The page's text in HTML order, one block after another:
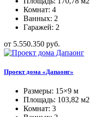
Комнат: 4
Ванных: 2
Гаражей: 2
от 5.550.350 руб.
Проект дома «Дапаонг»
Размеры: 15×9 м
Площадь: 103,82 м2
Комнат: 3